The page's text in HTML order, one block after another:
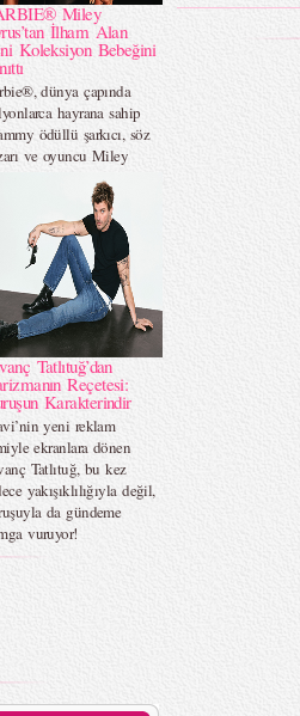
Miley
İlham Alan
Koleksiyon Bebeğini
dünya çapında
hayrana sahip
ödüllü şarkıcı, söz
ve oyuncu Miley
Barbie Signature™
yeni koleksiyon
onurlandırıyor.
Tatlıtuğ’dan
Reçetesi:
Karakterindir
yeni reklam
ekranlara dönen
Tatlıtuğ, bu kez
yakışıklılığıyla değil,
da gündeme
vuruyor!